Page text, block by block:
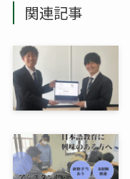
関連記事